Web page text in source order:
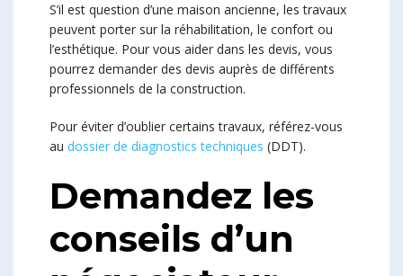
S’il est question d’une maison ancienne, les travaux
peuvent porter sur la réhabilitation, le confort ou
l’esthétique. Pour vous aider dans les devis, vous
pourrez demander des devis auprès de différents
professionnels de la construction.
Pour éviter d’oublier certains travaux, référez-vous
au dossier de diagnostics techniques (DDT).
Demandez les
conseils d’un